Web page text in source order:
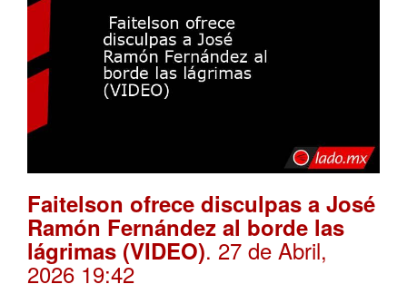
Faitelson ofrece disculpas a José
Ramón Fernández al borde las
lágrimas (VIDEO). 27 de Abril,
2026 19:42